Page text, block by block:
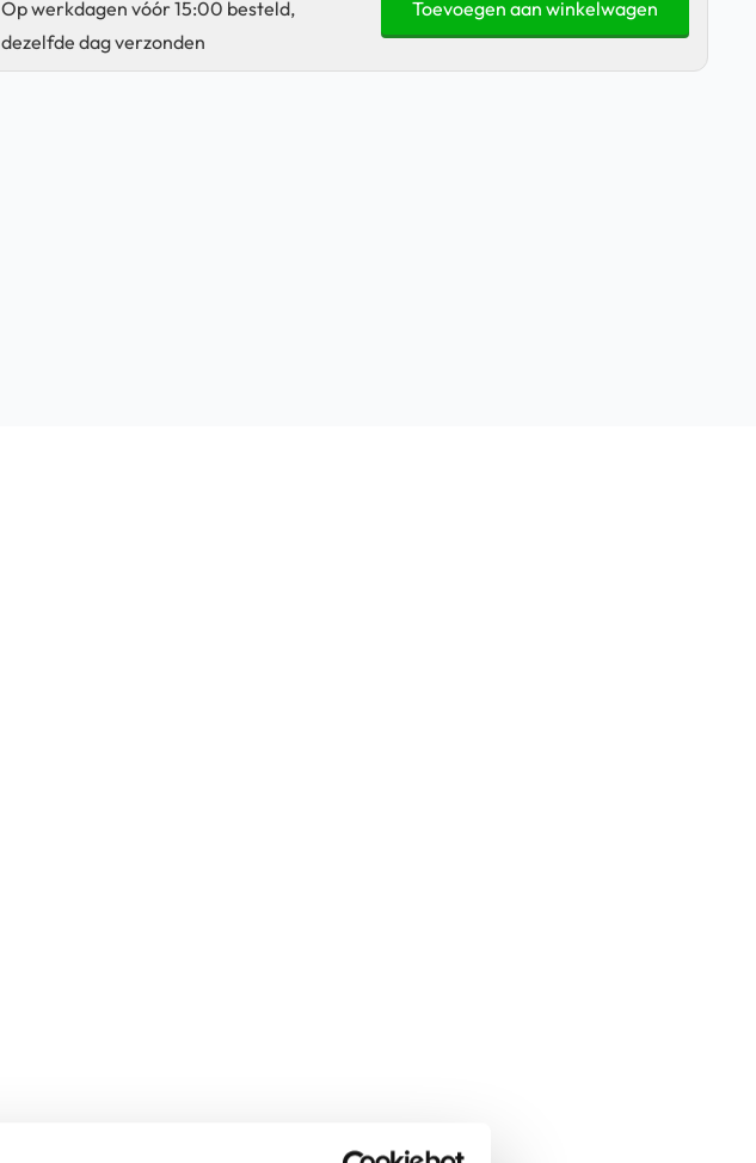
Op werkdagen vóór 15:00 besteld,
dezelfde dag verzonden
iPhone
Toevoegen aan winkelwagen